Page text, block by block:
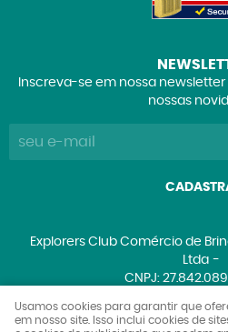
Inscreva-se em nossa
nossas
Explorers Club Comércio de
Ltda
CNPJ:
Usamos cookies para garantir que
em nosso site. Isso inclui cookies de